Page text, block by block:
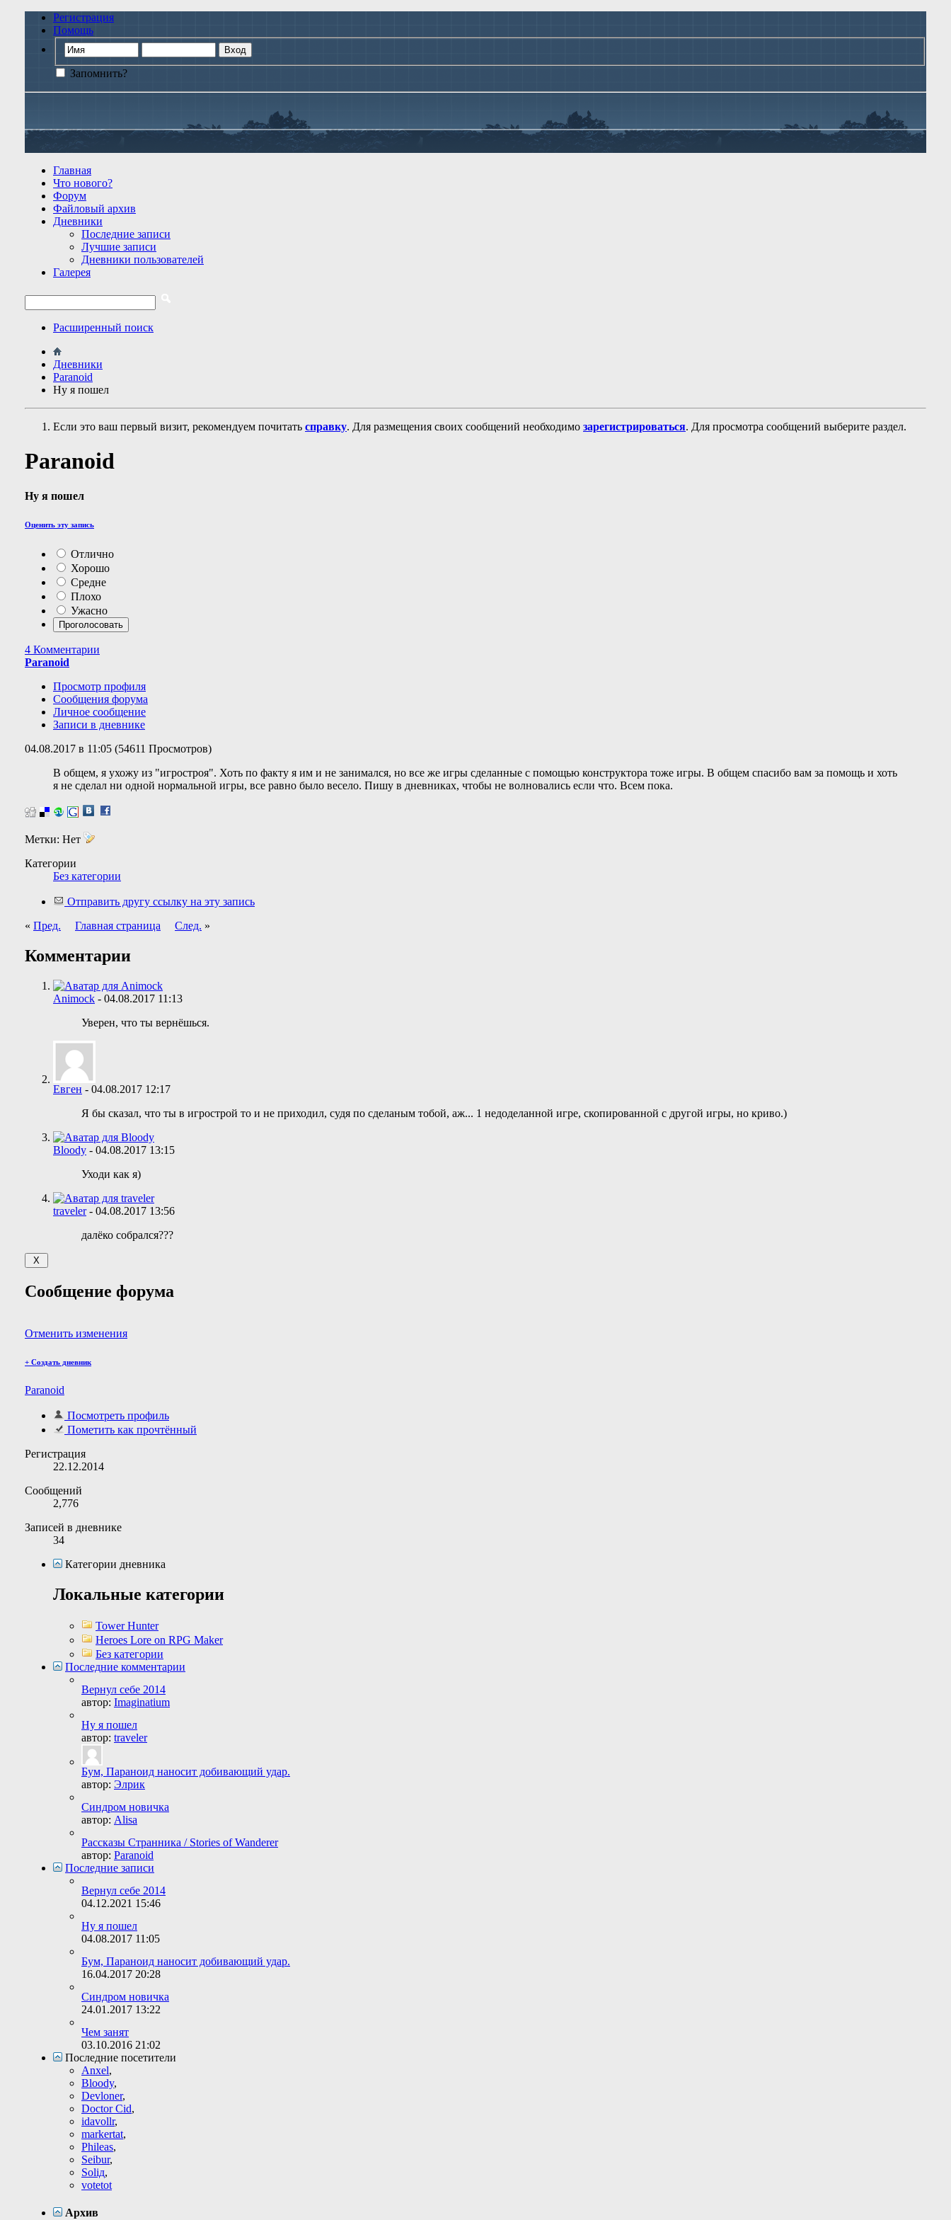
Регистрация
Помощь
Запомнить?
Главная
Что нового?
Форум
Файловый архив
Дневники
Последние записи
Лучшие записи
Дневники пользователей
Галерея
Расширенный поиск
Дневники
Paranoid
Ну я пошел
Если это ваш первый визит, рекомендуем почитать справку. Для размещения своих сообщений необходимо зарегистрироваться. Для просмотра сообщений выберите раздел.
Paranoid
Ну я пошел
Оценить эту запись
Отлично
Хорошо
Средне
Плохо
Ужасно
4 Комментарии
Paranoid
Просмотр профиля
Сообщения форума
Личное сообщение
Записи в дневнике
04.08.2017 в 11:05 (54611 Просмотров)
В общем, я ухожу из "игростроя". Хоть по факту я им и не занимался, но все же игры сделанные с помощью конструктора тоже игры. В общем спасибо вам за помощь и хоть
я не сделал ни одной нормальной игры, все равно было весело. Пишу в дневниках, чтобы не волновались если что. Всем пока.
Метки: Нет
Категории
Без категории
Отправить другу ссылку на эту запись
« Пред. Главная страница След. »
Комментарии
Animock - 04.08.2017 11:13
Уверен, что ты вернёшься.
Евген - 04.08.2017 12:17
Я бы сказал, что ты в игрострой то и не приходил, судя по сделаным тобой, аж... 1 недоделанной игре, скопированной с другой игры, но криво.)
Bloody - 04.08.2017 13:15
Уходи как я)
traveler- 04.08.2017 13:56
далёко собрался???
Сообщение форума
Отменить изменения
+ Создать дневник
Paranoid
Посмотреть профиль
Пометить как прочтённый
Регистрация
22.12.2014
Сообщений
2,776
Записей в дневнике
34
Категории дневника
Локальные категории
Tower Hunter
Heroes Lore on RPG Maker
Без категории
Последние комментарии
Вернул себе 2014
автор: Imaginatium
Ну я пошел
автор: traveler
Бум, Параноид наносит добивающий удар.
автор: Элрик
Синдром новичка
автор: Alisa
Рассказы Странника / Stories of Wanderer
автор: Paranoid
Последние записи
Вернул себе 2014
04.12.2021 15:46
Ну я пошел
04.08.2017 11:05
Бум, Параноид наносит добивающий удар.
16.04.2017 20:28
Синдром новичка
24.01.2017 13:22
Чем занят
03.10.2016 21:02
Последние посетители
Anxel,
Bloody,
Devloner,
Doctor Cid,
idavollr,
markertat,
Phileas,
Seibur,
Soliд,
votetot
Архив